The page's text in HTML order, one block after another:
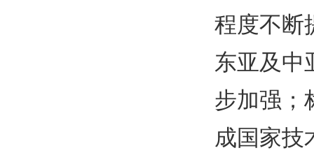
程度不断
东亚及中
步加强；
成国家技